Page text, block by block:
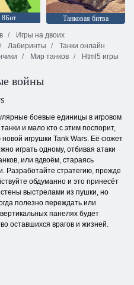
8Бит
Танковая битва
Игры на двоих
Лабиринты
Танки онлайн
Мир танков Html5 игры
войны
боевые единицы в игровом
и мало кто с этим поспорит,
игрушки Tank Wars. Её сюжет
играть одному, отбивая атаки
или вдвоём, стараясь
Разработайте стратегию, прежде
обдуманно и это принесёт
выстрелами из пушки, но
полезно переждать или
панелях будет
оставшихся врагов и жизней.